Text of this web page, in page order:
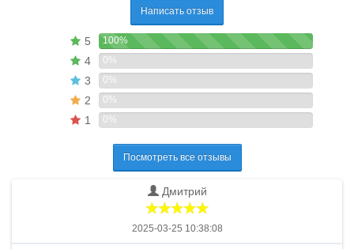
Написать отзыв
5 100%
4 0%
3 0%
2 0%
1 0%
Посмотреть все отзывы
Дмитрий
2025-03-25 10:38:08